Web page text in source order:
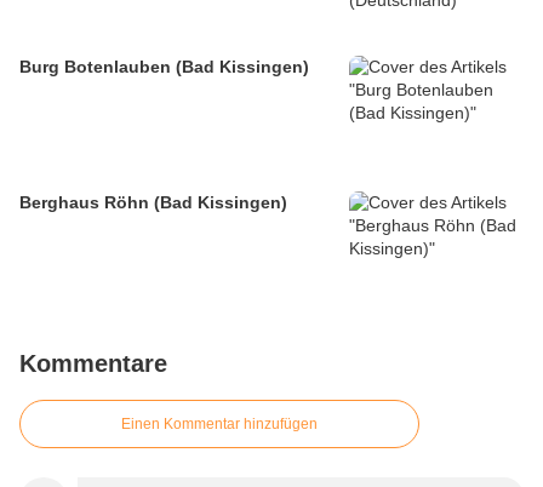
Burg Botenlauben (Bad Kissingen)
Berghaus Röhn (Bad Kissingen)
Kommentare
Einen Kommentar hinzufügen